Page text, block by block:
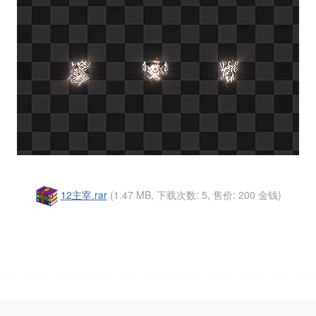
12主宰.rar (1.47 MB, 下载次数: 5, 售价: 200 金钱)